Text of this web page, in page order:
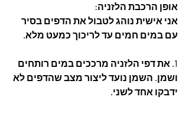
אופן הרכבת הלזניה:
אני אישית נוהג לטבול את הדפים בסיר
עם במים חמים עד לריכוך כמעט מלא.
1. את דפי הלזניה מרככים במים רותחים
ושמן. השמן נועד ליצור מצב שהדפים לא
ידבקו אחד לשני.